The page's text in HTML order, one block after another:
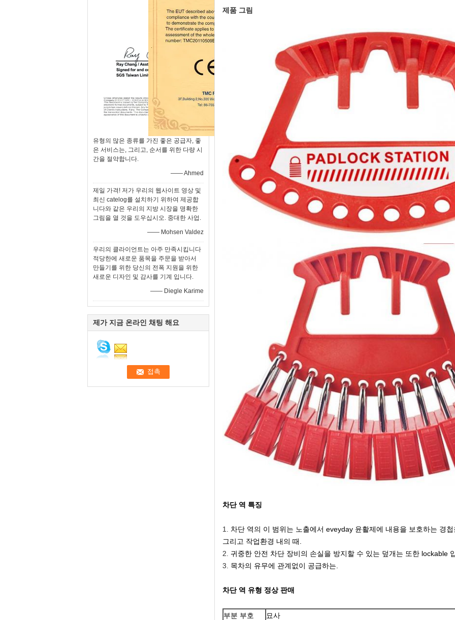
유형의 많은 종류를 가진 좋은 공급자, 좋
은 서비스는, 그리고, 순서를 위한 다량 시
간을 절약합니다.
—— Ahmed
제일 가격! 저가 우리의 웹사이트 영상 및
최신 catelog를 설치하기 위하여 제공합
니다와 같은 우리의 지방 시장을 명확한
그림을 열 것을 도우십시오. 중대한 사업.
—— Mohsen Valdez
우리의 클라이언트는 아주 만족시킵니다
적당한에 새로운 품목을 주문을 받아서
만들기를 위한 당신의 전폭 지원을 위한
새로운 디자인 및 감사를 기계 입니다.
—— Diegle Karime
제가 지금 온라인 채팅 해요
제품 그림
차단 역 특징
1. 차단 역의 이 범위는 노출에서 eveyday 윤활제에 내용을 보호하는 경
그리고 작업환경 내의 때.
2. 귀중한 안전 차단 장비의 손실을 방지할 수 있는 덮개는 또한 lockable
3. 목차의 유무에 관계없이 공급하는.
차단 역 유형 정상 판매
부분 부호
묘사